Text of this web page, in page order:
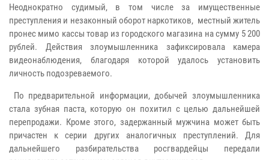
Неоднократно судимый, в том числе за имущественные
преступления и незаконный оборот наркотиков, местный житель
пронес мимо кассы товар из городского магазина на сумму 5 200
рублей. Действия злоумышленника зафиксировала камера
видеонаблюдения, благодаря которой удалось установить
личность подозреваемого.
По предварительной информации, добычей злоумышленника
стала зубная паста, которую он похитил с целью дальнейшей
перепродажи. Кроме этого, задержанный мужчина может быть
причастен к серии других аналогичных преступлений. Для
дальнейшего разбирательства росгвардейцы передали